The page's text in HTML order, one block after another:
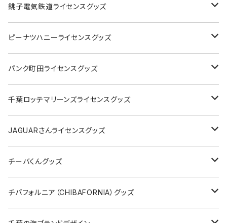
Tシャツ
キャップ
ステッカー
缶バッジ
ホテルキーホルダー
銚子電気鉄道ライセンスグッズ
ステッカー
缶バッジ
アクリルキーホルダー
ホテルキーホルダー
クリアファイル
Tシャツ
ピーナツハニーライセンスグッズ
Tシャツ
キャップ
バッグ
ステッカー
缶バッジ
パンク町田ライセンスグッズ
Tシャツ
キャップ
バッグ
ステッカー
千葉ロッテマリーンズライセンスグッズ
ステッカー
ステッカー
ステッカー大
缶バッジ
缶バッジ32mm
缶バッジ54mm
エコバッグ
JAGUARさんライセンスグッズ
Tシャツ
ステッカー
チーバくんグッズ
Tシャツ
チバフォルニア（CHIBAFORNIA）グッズ